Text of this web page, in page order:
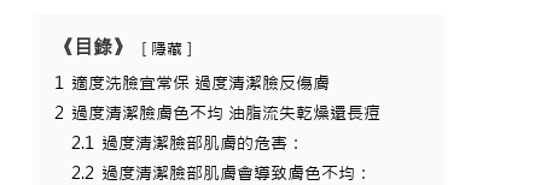
《目錄》 隱藏
1 適度洗臉宜常保 過度清潔臉反傷膚
2 過度清潔臉膚色不均 油脂流失乾燥還長痘
2.1 過度清潔臉部肌膚的危害：
2.2 過度清潔臉部肌膚會導致膚色不均：